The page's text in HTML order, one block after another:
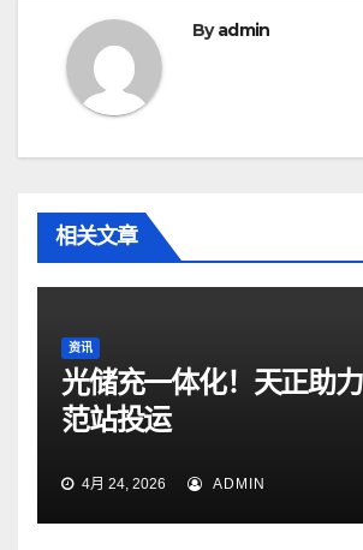
Byadmin
相关文章
资讯
光储充一体化！天正助
范站投运
4月 24, 2026 ADMIN